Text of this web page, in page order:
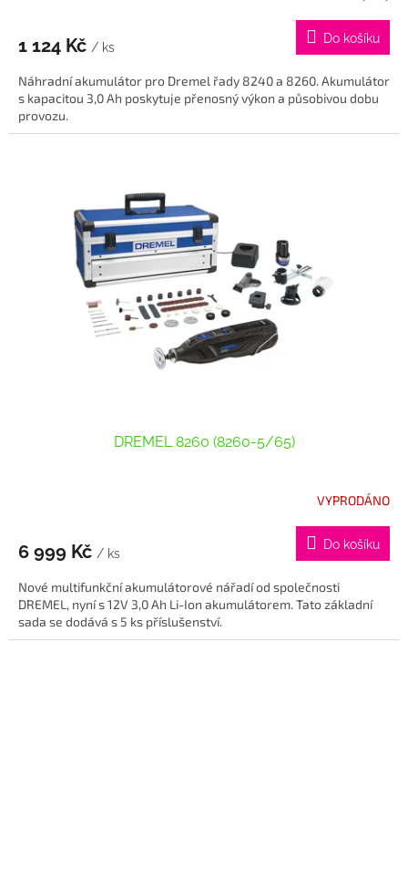
1 124 Kč / ks
Do košíku
Náhradní akumulátor pro Dremel řady 8240 a 8260. Akumulátor
s kapacitou 3,0 Ah poskytuje přenosný výkon a působivou dobu
provozu.
DREMEL 8260 (8260-5/65)
VYPRODÁNO
6 999 Kč / ks
Do košíku
Nové multifunkční akumulátorové nářadí od společnosti
DREMEL, nyní s 12V 3,0 Ah Li-Ion akumulátorem. Tato základní
sada se dodává s 5 ks příslušenství.